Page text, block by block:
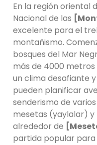
En la región oriental
Nacional de las
excelente para el
montañismo.
bosques del Mar
más de 4000
un clima desafiante
pueden planificar
senderismo de
mesetas (yaylalar) y
alrededor de
partida popular para